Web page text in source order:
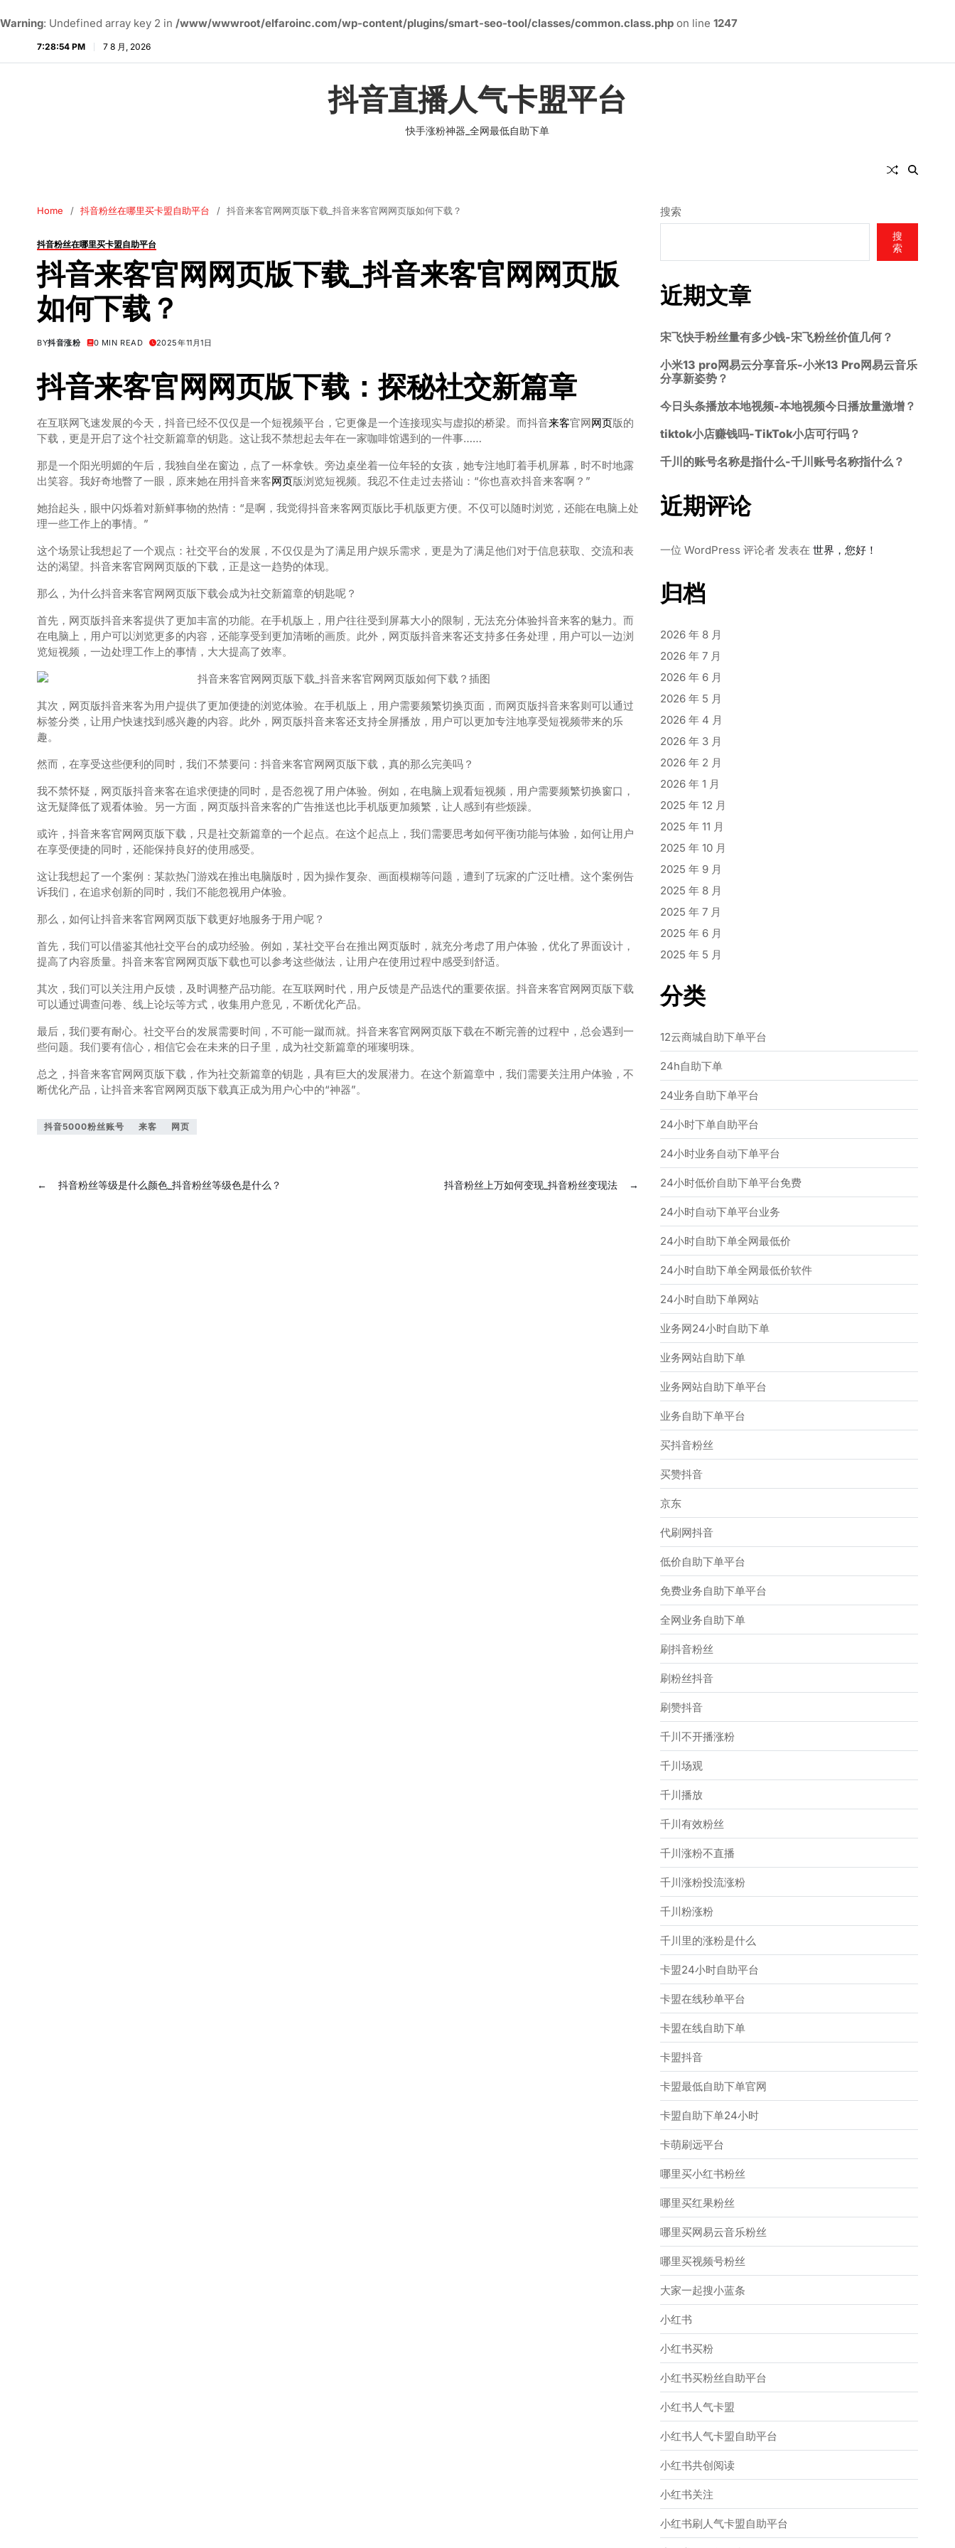
Warning: Undefined array key 2 in /www/wwwroot/elfaroinc.com/wp-content/plugins/smart-seo-tool/classes/common.class.php on line 1247
7:28:55 PM 7 8 月, 2026
抖音直播人气卡盟平台
快手涨粉神器_全网最低自助下单
Home 抖音粉丝在哪里买卡盟自助平台 抖音来客官网网页版下载_抖音来客官网网页版如何下载？
抖音粉丝在哪里买卡盟自助平台
抖音来客官网网页版下载_抖音来客官网网页版
如何下载？
BY抖音涨粉 0 MIN READ 2025年11月1日
抖音来客官网 网页版下载：探秘社交新篇章
在互联网飞速发展的今天，抖音已经不仅仅是一个短视频平台，它更像是一个连接现实与虚拟的桥梁。而抖音来客官网网页版的
下载，更是开启了这个社交新篇章的钥匙。这让我不禁想起去年在一家咖啡馆遇到的一件事……
那是一个阳光明媚的午后，我独自坐在窗边，点了一杯拿铁。旁边桌坐着一位年轻的女孩，她专注地盯着手机屏幕，时不时地露
出笑容。我好奇地瞥了一眼，原来她在用抖音来客网页版浏览短视频。我忍不住走过去搭讪：“你也喜欢抖音来客啊？”
她抬起头，眼中闪烁着对新鲜事物的热情：“是啊，我觉得抖音来客网页版比手机版更方便。不仅可以随时浏览，还能在电脑上处
理一些工作上的事情。”
这个场景让我想起了一个观点：社交平台的发展，不仅仅是为了满足用户娱乐需求，更是为了满足他们对于信息获取、交流和表
达的渴望。抖音来客官网网页版的下载，正是这一趋势的体现。
那么，为什么抖音来客官网网页版下载会成为社交新篇章的钥匙呢？
首先，网页版抖音来客提供了更加丰富的功能。在手机版上，用户往往受到屏幕大小的限制，无法充分体验抖音来客的魅力。而
在电脑上，用户可以浏览更多的内容，还能享受到更加清晰的画质。此外，网页版抖音来客还支持多任务处理，用户可以一边浏
览短视频，一边处理工作上的事情，大大提高了效率。
其次，网页版抖音来客为用户提供了更加便捷的浏览体验。在手机版上，用户需要频繁切换页面，而网页版抖音来客则可以通过
标签分类，让用户快速找到感兴趣的内容。此外，网页版抖音来客还支持全屏播放，用户可以更加专注地享受短视频带来的乐
趣。
然而，在享受这些便利的同时，我们不禁要问：抖音来客官网网页版下载，真的那么完美吗？
我不禁怀疑，网页版抖音来客在追求便捷的同时，是否忽视了用户体验。例如，在电脑上观看短视频，用户需要频繁切换窗口，
这无疑降低了观看体验。另一方面，网页版抖音来客的广告推送也比手机版更加频繁，让人感到有些烦躁。
或许，抖音来客官网网页版下载，只是社交新篇章的一个起点。在这个起点上，我们需要思考如何平衡功能与体验，如何让用户
在享受便捷的同时，还能保持良好的使用感受。
这让我想起了一个案例：某款热门游戏在推出电脑版时，因为操作复杂、画面模糊等问题，遭到了玩家的广泛吐槽。这个案例告
诉我们，在追求创新的同时，我们不能忽视用户体验。
那么，如何让抖音来客官网网页版下载更好地服务于用户呢？
首先，我们可以借鉴其他社交平台的成功经验。例如，某社交平台在推出网页版时，就充分考虑了用户体验，优化了界面设计，
提高了内容质量。抖音来客官网网页版下载也可以参考这些做法，让用户在使用过程中感受到舒适。
其次，我们可以关注用户反馈，及时调整产品功能。在互联网时代，用户反馈是产品迭代的重要依据。抖音来客官网网页版下载
可以通过调查问卷、线上论坛等方式，收集用户意见，不断优化产品。
最后，我们要有耐心。社交平台的发展需要时间，不可能一蹴而就。抖音来客官网网页版下载在不断完善的过程中，总会遇到一
些问题。我们要有信心，相信它会在未来的日子里，成为社交新篇章的璀璨明珠。
总之，抖音来客官网网页版下载，作为社交新篇章的钥匙，具有巨大的发展潜力。在这个新篇章中，我们需要关注用户体验，不
断优化产品，让抖音来客官网网页版下载真正成为用户心中的“神器”。
抖音5000粉丝账号 来客 网页
← 抖音粉丝等级是什么颜色_抖音粉丝等级色是什么？ →
抖音粉丝上万如何变现_抖音粉丝变现法
搜索
搜
索
近期文章
宋飞快手粉丝量有多少钱-宋飞粉丝价值几何？
小米13 pro网易云分享音乐-小米13 Pro网易云音乐
分享新姿势？
今日头条播放本地视频-本地视频今日播放量激增？
tiktok小店赚钱吗-TikTok小店可行吗？
千川的账号名称是指什么-千川账号名称指什么？
近期评论
一位 WordPress 评论者 发表在 世界，您好！
归档
2026 年 8 月
2026 年 7 月
2026 年 6 月
2026 年 5 月
2026 年 4 月
2026 年 3 月
2026 年 2 月
2026 年 1 月
2025 年 12 月
2025 年 11 月
2025 年 10 月
2025 年 9 月
2025 年 8 月
2025 年 7 月
2025 年 6 月
2025 年 5 月
分类
12云商城自助下单平台
24h自助下单
24业务自助下单平台
24小时下单自助平台
24小时业务自动下单平台
24小时低价自助下单平台免费
24小时自动下单平台业务
24小时自助下单全网最低价
24小时自助下单全网最低价软件
24小时自助下单网站
业务网24小时自助下单
业务网站自助下单
业务网站自助下单平台
业务自助下单平台
买抖音粉丝
买赞抖音
京东
代刷网抖音
低价自助下单平台
免费业务自助下单平台
全网业务自助下单
刷抖音粉丝
刷粉丝抖音
刷赞抖音
千川不开播涨粉
千川场观
千川播放
千川有效粉丝
千川涨粉不直播
千川涨粉投流涨粉
千川粉涨粉
千川里的涨粉是什么
卡盟24小时自助平台
卡盟在线秒单平台
卡盟在线自助下单
卡盟抖音
卡盟最低自助下单官网
卡盟自助下单24小时
卡萌刷远平台
哪里买小红书粉丝
哪里买红果粉丝
哪里买网易云音乐粉丝
哪里买视频号粉丝
大家一起搜小蓝条
小红书
小红书买粉
小红书买粉丝自助平台
小红书人气卡盟
小红书人气卡盟自助平台
小红书共创阅读
小红书关注
小红书刷人气卡盟自助平台